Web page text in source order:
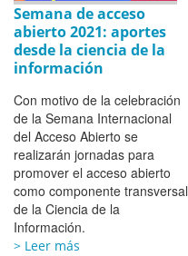
Semana de acceso
abierto 2021: aportes
desde la ciencia de la
información
Con motivo de la celebración
de la Semana Internacional
del Acceso Abierto se
realizarán jornadas para
promover el acceso abierto
como componente transversal
de la Ciencia de la
Información.
> Leer más